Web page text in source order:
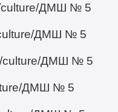
culture/ДМШ № 5
ДМШ № 5
culture/ДМШ № 5
ДМШ № 5